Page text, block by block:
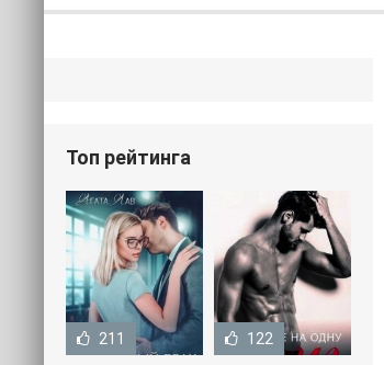
Топ рейтинга
211 122